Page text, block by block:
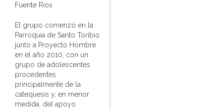
Fuente Ríos
El grupo comenzó en la
Parroquia de Santo Toribio
junto a Proyecto Hombre
en el año 2010, con un
grupo de adolescentes
procedentes
principalmente de la
catequesis y, en menor
medida, del apoyo